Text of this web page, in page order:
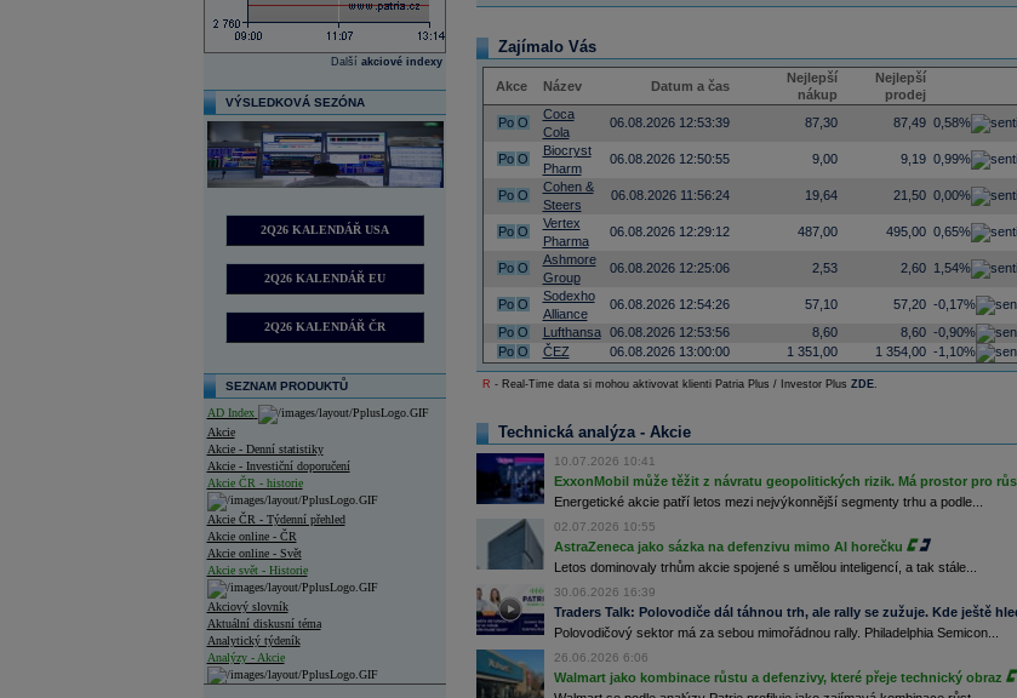
Další akciové indexy
VÝSLEDKOVÁ SEZÓNA
2Q26 KALENDÁŘ USA
2Q26 KALENDÁŘ EU
2Q26 KALENDÁŘ ČR
SEZNAM PRODUKTŮ
AD Index
Akcie
Akcie - Denní statistiky
Akcie - Investiční doporučení
Akcie ČR - historie
Akcie ČR - Týdenní přehled
Akcie online - ČR
Akcie online - Svět
Akcie svět - Historie
Akciový slovník
Aktuální diskusní téma
Analytický týdeník
Analýzy - Akcie
Zajímalo Vás
Akce Název Datum a čas
Nejlepší
nákup
Nejlepší
prodej
Po O
Coca
Cola
06.08.2026 12:53:39 87,30 87,49 0,58%
Po O
Biocryst
Pharm
06.08.2026 12:50:55 9,00 9,19 0,99%
Po O
Cohen &
Steers
06.08.2026 11:56:24 19,64 21,50 0,00%
Po O
Vertex
Pharma
06.08.2026 12:29:12 487,00 495,00 0,65%
Po O
Ashmore
Group
06.08.2026 12:25:06 2,53 2,60 1,54%
Po O
Sodexho
Alliance
06.08.2026 12:54:26 57,10 57,20 -0,17%
Po O Lufthansa 06.08.2026 12:53:56 8,60 8,60 -0,90%
Po O ČEZ 06.08.2026 13:00:00 1 351,00 1 354,00 -1,10%
R - Real-Time data si mohou aktivovat klienti Patria Plus / Investor Plus ZDE.
Technická analýza - Akcie
10.07.2026 10:41
ExxonMobil může těžit z návratu geopolitických rizik. Má prostor pro
Energetické akcie patří letos mezi nejvýkonnější segmenty trhu a podle...
02.07.2026 10:55
AstraZeneca jako sázka na defenzivu mimo AI horečku
Letos dominovaly trhům akcie spojené s umělou inteligencí, a tak stále...
30.06.2026 16:39
Traders Talk: Polovodiče dál táhnou trh, ale rally se zužuje. Kde ještě
Polovodičový sektor má za sebou mimořádnou rally. Philadelphia Semicon...
26.06.2026 6:06
Walmart jako kombinace růstu a defenzivy, které přeje technický obraz